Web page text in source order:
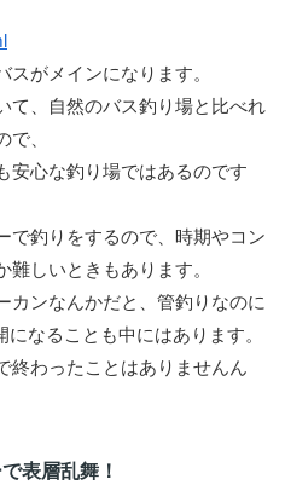
がメインになります。
て、自然のバス釣り場と比べれ
、
安心な釣り場ではあるのです
で釣りをするので、時期やコン
しいときもあります。
カンなんかだと、管釣りなのに
なることも中にはあります。
終わったことはありませんん
表層乱舞！